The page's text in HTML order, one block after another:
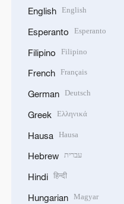
English English
Esperanto Esperanto
Filipino Filipino
French Français
German Deutsch
Greek Ελληνικά
Hausa Hausa
Hebrew עברית
Hindi हिन्दी
Hungarian Magyar